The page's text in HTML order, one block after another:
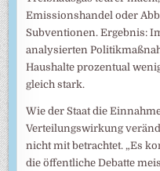
Emissionshandel oder
Subventionen. Ergebnis:
analysierten
Haushalte prozentual
gleich stark.
Wie der Staat die
Verteilungswirkung
nicht mit betrachtet. „Es
die öffentliche Debatte